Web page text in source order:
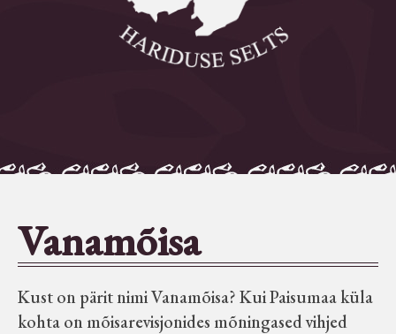
Sillaotsa Talumuuseum
Seltsid-ühingud
Aiandus
Vanamõisa
Kust on pärit nimi Vanamõisa? Kui Paisumaa küla
kohta on mõisarevisjonides mõningased vihjed